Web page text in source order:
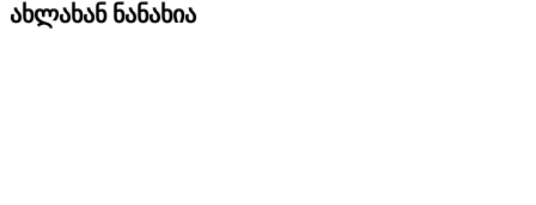
ახლახან ნანახია